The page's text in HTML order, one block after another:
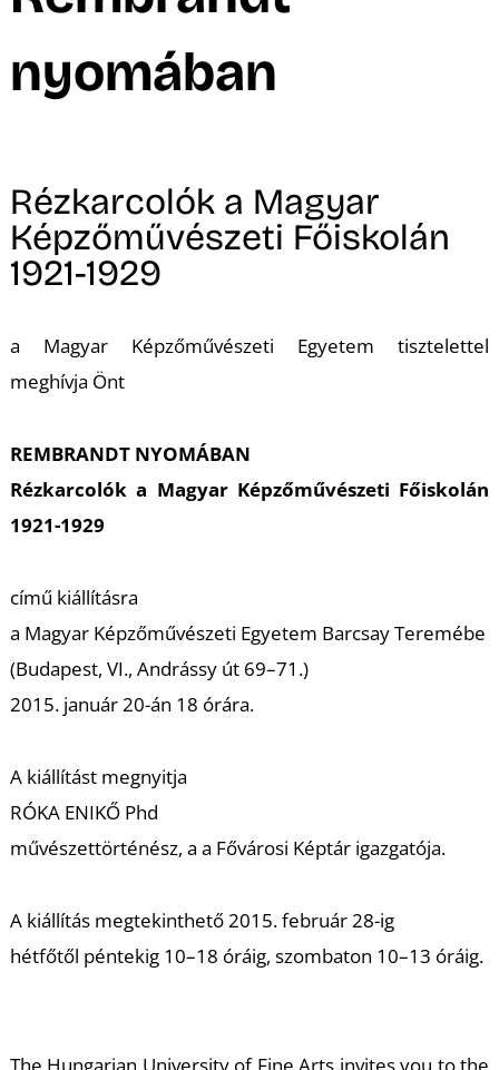
nyomában
Rézkarcolók a Magyar
Képzőművészeti Főiskolán
1921-1929
a Magyar Képzőművészeti Egyetem tisztelettel
meghívja Önt
REMBRANDT NYOMÁBAN
Rézkarcolók a Magyar Képzőművészeti Főiskolán
1921-1929
című kiállításra
a Magyar Képzőművészeti Egyetem Barcsay Teremébe
(Budapest, VI., Andrássy út 69–71.)
2015. január 20-án 18 órára.
A kiállítást megnyitja
RÓKA ENIKŐ Phd
művészettörténész, a a Fővárosi Képtár igazgatója.
A kiállítás megtekinthető 2015. február 28-ig
hétfőtől péntekig 10–18 óráig, szombaton 10–13 óráig.
The Hungarian University of Fine Arts invites you to the